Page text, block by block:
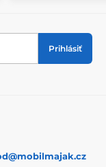
Prihlásiť